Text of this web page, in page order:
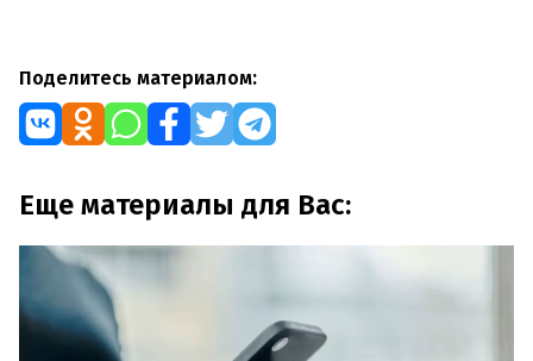
Поделитесь материалом:
Еще материалы для Вас: